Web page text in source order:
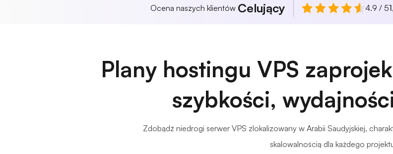
Ocena naszych klientów Celujący 4.9 / 5
Plany hostingu VPS
szybkości,
Zdobądź niedrogi serwer VPS zlokalizowany w Arabii Saudyjskiej,
skalowalnością dla każdego